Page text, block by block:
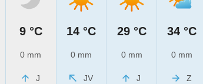
9 °C
0 mm
J
14 °C
0 mm
JV
29 °C
0 mm
J
34 °C
0 mm
Z